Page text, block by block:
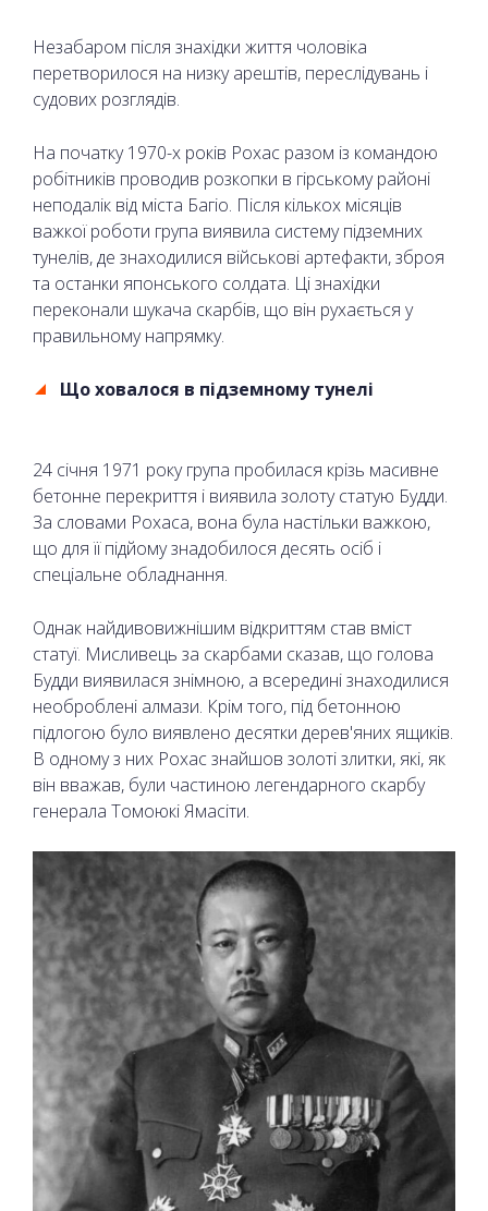
Незабаром після знахідки життя чоловіка
перетворилося на низку арештів, переслідувань і
судових розглядів.
На початку 1970-х років Рохас разом із командою
робітників проводив розкопки в гірському районі
неподалік від міста Багіо. Після кількох місяців
важкої роботи група виявила систему підземних
тунелів, де знаходилися військові артефакти, зброя
та останки японського солдата. Ці знахідки
переконали шукача скарбів, що він рухається у
правильному напрямку.
Що ховалося в підземному тунелі
24 січня 1971 року група пробилася крізь масивне
бетонне перекриття і виявила золоту статую Будди.
За словами Рохаса, вона була настільки важкою,
що для її підйому знадобилося десять осіб і
спеціальне обладнання.
Однак найдивовижнішим відкриттям став вміст
статуї. Мисливець за скарбами сказав, що голова
Будди виявилася знімною, а всередині знаходилися
необроблені алмази. Крім того, під бетонною
підлогою було виявлено десятки дерев'яних ящиків.
В одному з них Рохас знайшов золоті злитки, які, як
він вважав, були частиною легендарного скарбу
генерала Томоюкі Ямасіти.